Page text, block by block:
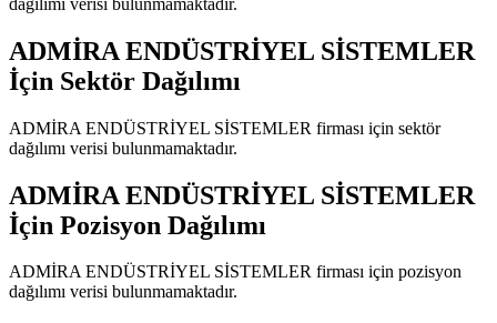
ADMİRA ENDÜSTRİYEL SİSTEMLER
İçin Sektör Dağılımı
ADMİRA ENDÜSTRİYEL SİSTEMLER firması için sektör
dağılımı verisi bulunmamaktadır.
ADMİRA ENDÜSTRİYEL SİSTEMLER
İçin Pozisyon Dağılımı
ADMİRA ENDÜSTRİYEL SİSTEMLER firması için pozisyon
dağılımı verisi bulunmamaktadır.